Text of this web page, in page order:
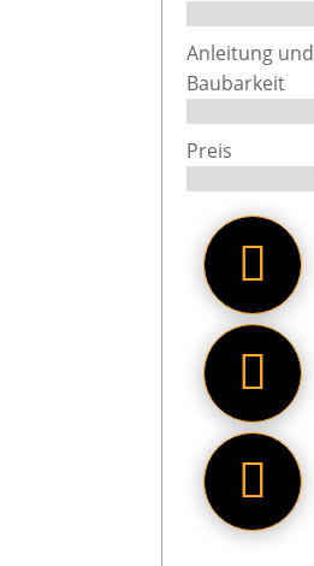
Anleitung und
Baubarkeit
Preis